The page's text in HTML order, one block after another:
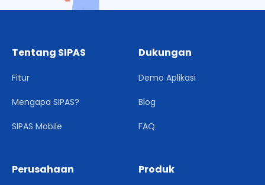
Tentang SIPAS
Fitur
Mengapa SIPAS?
SIPAS Mobile
Dukungan
Demo Aplikasi
Blog
FAQ
Perusahaan Produk